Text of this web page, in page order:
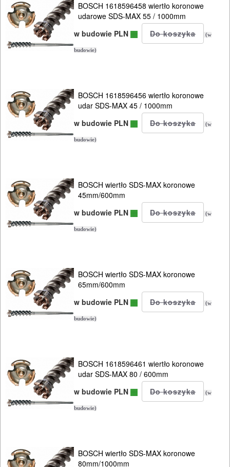
ELEKTRONARZĘDZIA
SIECIOWE
ELEKTRONARZĘDZIA
OSPRZĘT
I
AKCESORIA
DO
Zestawy
osprzętowe
DO
DREWNA
DO
METALU
frezarek
BOSCH 1618596458 wiertło koronowe
udarowe SDS-MAX 55 / 1000mm
w budowie PLN
(w
budowie)
BOSCH 1618596456 wiertło koronowe
udar SDS-MAX 45 / 1000mm
w budowie PLN
(w
budowie)
BOSCH wiertło SDS-MAX koronowe
45mm/600mm
w budowie PLN
(w
budowie)
BOSCH wiertło SDS-MAX koronowe
65mm/600mm
w budowie PLN
(w
budowie)
BOSCH 1618596461 wiertło koronowe
udar SDS-MAX 80 / 600mm
w budowie PLN
(w
budowie)
BOSCH wiertło SDS-MAX koronowe
80mm/1000mm